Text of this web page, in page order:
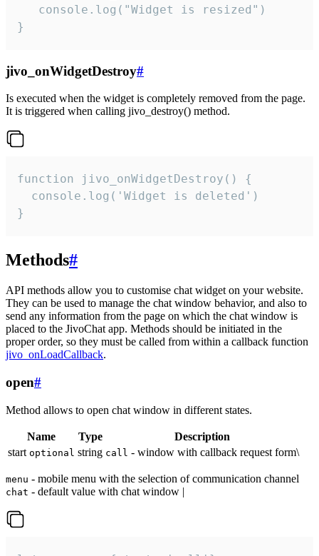
   console.log("Widget is resized")
}
jivo_onWidgetDestroy#
Is executed when the widget is completely removed from the page.
It is triggered when calling jivo_destroy() method.
function jivo_onWidgetDestroy() {
  console.log('Widget is deleted')
}
Methods#
API methods allow you to customise chat widget on your website.
They can be used to manage the chat window behavior, and also to
send any information from the page on which the chat window is
placed to the JivoChat app. Methods should be initiated in the
proper order, so they must be called from within a callback function
jivo_onLoadCallback.
open#
Method allows to open chat window in different states.
Name Type
Description
start optional string call - window with callback request form\
menu - mobile menu with the selection of communication channel
chat - default value with chat window |